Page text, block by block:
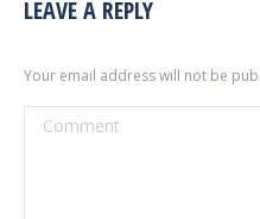
LEAVE A REPLY
Your email address will not be
Comment